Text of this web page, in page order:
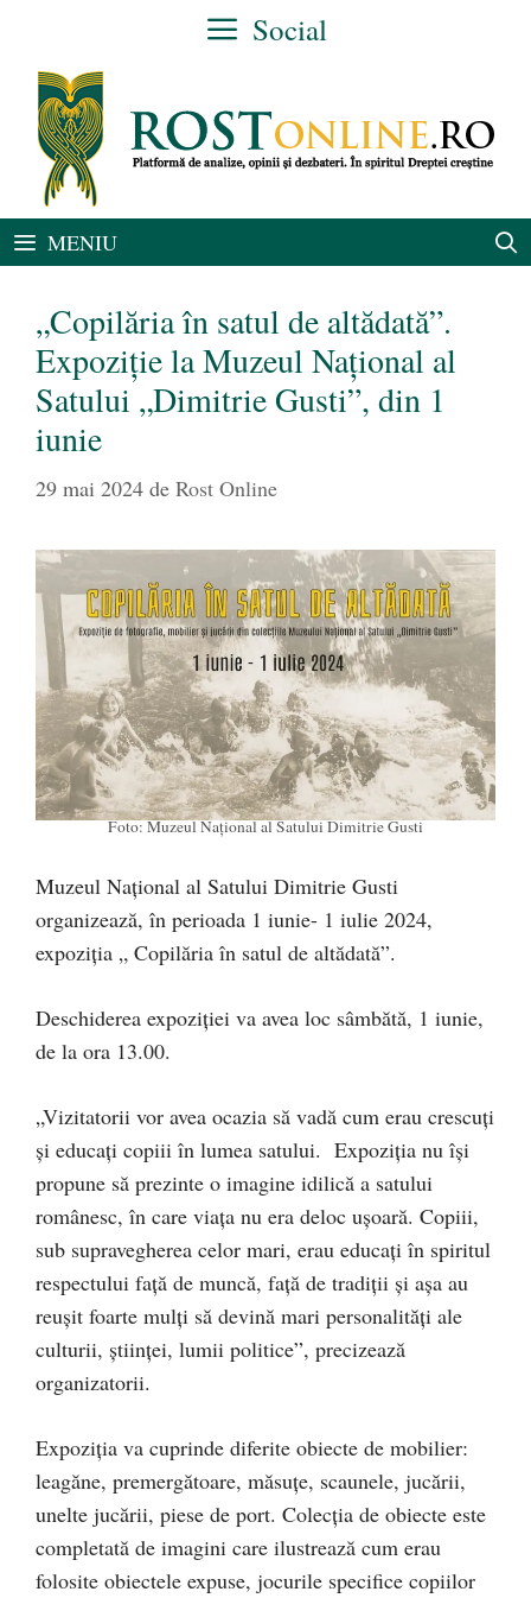
conținut
Social
MENIU
„Copilăria în satul de altădată”.
Expoziție la Muzeul Național al
Satului „Dimitrie Gusti”, din 1
iunie
29 mai 2024 de Rost Online
Foto: Muzeul Național al Satului Dimitrie Gusti
Muzeul Național al Satului Dimitrie Gusti
organizează, în perioada 1 iunie- 1 iulie 2024,
expoziția „ Copilăria în satul de altădată”.
Deschiderea expoziției va avea loc sâmbătă, 1 iunie,
de la ora 13.00.
„Vizitatorii vor avea ocazia să vadă cum erau crescuți
și educați copiii în lumea satului. Expoziția nu își
propune să prezinte o imagine idilică a satului
românesc, în care viața nu era deloc ușoară. Copiii,
sub supravegherea celor mari, erau educați în spiritul
respectului față de muncă, față de tradiții și așa au
reușit foarte mulți să devină mari personalități ale
culturii, științei, lumii politice”, precizează
organizatorii.
Expoziția va cuprinde diferite obiecte de mobilier:
leagăne, premergătoare, măsuțe, scaunele, jucării,
unelte jucării, piese de port. Colecția de obiecte este
completată de imagini care ilustrează cum erau
folosite obiectele expuse, jocurile specifice copiilor